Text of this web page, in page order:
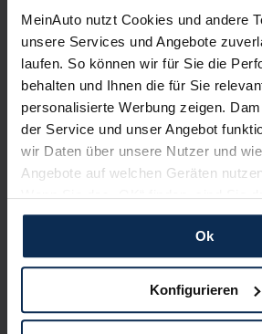
MeinAuto nutzt Cookies und andere
unsere Services und Angebote
laufen. So können wir für Sie die
behalten und Ihnen die für Sie
personalisierte Werbung zeigen.
der Service und unser Angebot
wir Daten über unsere Nutzer und
Angebote auf welchen Geräten
Wenn Sie das „OK“ finden, sind Sie
und erlauben uns Cookies für
verwenden und diese Daten an Dritte
etwa an unsere Marketingpartner.
zustimmen möchten, beschränken
dann nicht auf Sie zuschneiden und
Ok
Konfigurieren
Alle Zahlungsarten: Barkauf,
Keine Kosten:Unser Service ist
Wir sind stolz auf eine hohe